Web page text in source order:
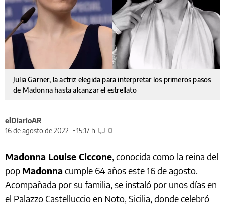
Julia Garner, la actriz elegida para interpretar los primeros pasos
de Madonna hasta alcanzar el estrellato
elDiarioAR
16 de agosto de 2022
15:17 h 0
Madonna Louise Ciccone, conocida como la reina del
pop Madonna cumple 64 años este 16 de agosto.
Acompañada por su familia, se instaló por unos días en
el Palazzo Castelluccio en Noto, Sicilia, donde celebró